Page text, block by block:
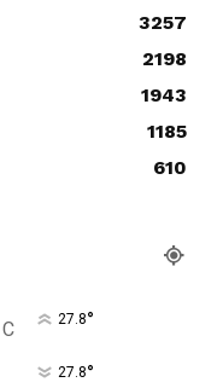
3257
2198
1943
1185
610
C 27.8°
27.8°